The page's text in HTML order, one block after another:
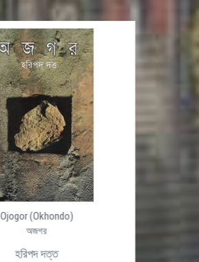
Ojogor (Okhondo)
অজগর
হরিপদ দত্ত